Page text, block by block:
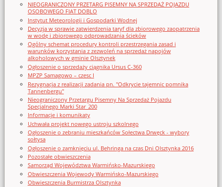
NIEOGRANICZONY PRZETARG PISEMNY NA SPRZEDAŻ POJAZDU
OSOBOWEGO FIAT DOBLO
Instytut Meteorologii i Gospodarki Wodnej
Decyzja w sprawie zatwierdzenia taryf dla zbiorowego zaopatrzenia
w wodę i zbiorowego odprowadzania ścieków
Ogólny schemat procedury kontroli przestrzegania zasad i
warunków korzystania z zezwoleń na sprzedaż napojów
alkoholowych w gminie Olsztynek
Ogłoszenie o sprzedaży ciągnika Ursus C-360
MPZP Samagowo – czesc I
Rezygnacja z realizacji zadania pn. "Odkrycie tajemnic pomnika
Tannenbergu"
Nieograniczony Przetargu Pisemny Na Sprzedaż Pojazdu
Specjalnego Marki Star_200
Informacje i komunikaty
Uchwała projekt nowego ustroju szkolnego
Ogłoszenie o zebraniu mieszkańców Sołectwa Drwęck - wybory
sołtysa
Ogłoszenie o zamknięciu ul. Behringa na czas Dni Olsztynka 2016
Pozostałe obwieszczenia
Samorząd Województwa Warmińsko-Mazurskiego
Obwieszczenia Wojewody Warmińsko-Mazurskiego
Obwieszczenia Burmistrza Olsztynka